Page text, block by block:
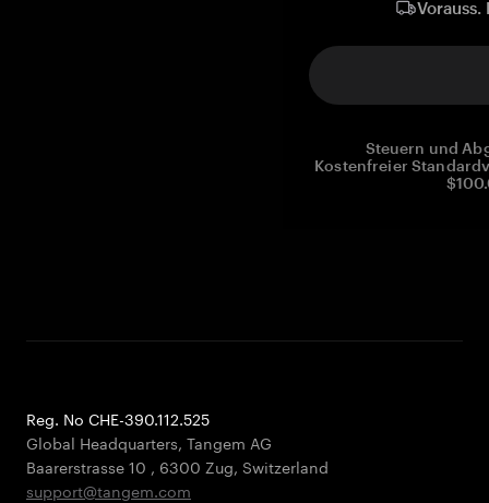
Steuern und
Kostenfreier
Reg. No CHE-390.112.525
Global Headquarters, Tangem AG
Baarerstrasse 10 , 6300 Zug, Switzerland
support@tangem.com